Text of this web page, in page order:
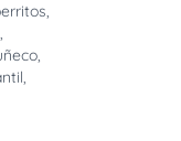
,
,
,
,